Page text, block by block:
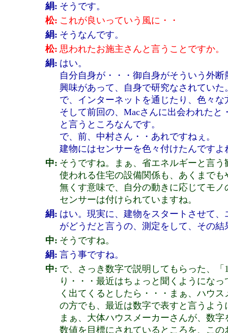
絹: そうです。
松: これが良いっていう風に・・
絹: そうなんです。
松: 思われたお施主さんと言うことですか。
絹: はい。
自分自身が・・・御自身がそういう外
興味があって、自身で研究なされていた
で、インターネットを通じたり、色々
そして前回の、Macさんに出会われたと
と言うところなんです。
で、前、中村さん・・あれですねぇ。
建物にはセンサーを色々付けたんですよ
中: そうですね。まぁ、省エネルギーと言
使われる住宅の設備関係も、あくまで
無くす意味で、自分の動きに応じてモ
センサーは付けられていますね。
絹: はい。現実に、建物をスタートさせて
がどうだと言うの、測定をして、その
中: そうですね。
絹: 言う事ですね。
中: で、さっき数字で説明してもらった、
り・・・最近はちょっと聞くようにな
く出てくるとしたら・・・まぁ、ハウ
の方でも、最近は数字で表すと言うよ
まぁ、大体ハウスメーカーさんが、数
数値を目標にされているところを、こ